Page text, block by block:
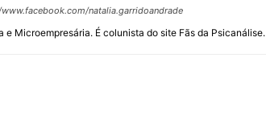
natalia.garridoandrade
e Microempresária. É colunista do site Fãs da Psicanálise.